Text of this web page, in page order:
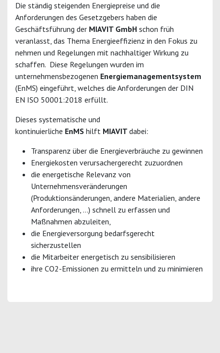
Die ständig steigenden Energiepreise und die
Anforderungen des Gesetzgebers haben die
Geschäftsführung der MIAVIT GmbH schon früh
veranlasst, das Thema Energieeffizienz in den Fokus zu
nehmen und Regelungen mit nachhaltiger Wirkung zu
schaffen. Diese Regelungen wurden im
unternehmensbezogenen Energiemanagementsystem
(EnMS) eingeführt, welches die Anforderungen der DIN
EN ISO 50001:2018 erfüllt.
Dieses systematische und
kontinuierliche EnMS hilft MIAVIT dabei:
Transparenz über die Energieverbräuche zu gewinnen
Energiekosten verursachergerecht zuzuordnen
die energetische Relevanz von
Unternehmensveränderungen
(Produktionsänderungen, andere Materialien, andere
Anforderungen, …) schnell zu erfassen und
Maßnahmen abzuleiten,
die Energieversorgung bedarfsgerecht
sicherzustellen
die Mitarbeiter energetisch zu sensibilisieren
ihre CO2-Emissionen zu ermitteln und zu minimieren